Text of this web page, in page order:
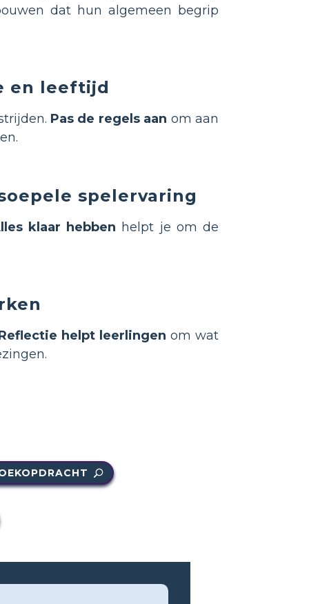
dat hun algemeen begrip
en leeftijd
Pas de regels aan om aan
spelervaring
klaar hebben helpt je om de
helpt leerlingen om wat